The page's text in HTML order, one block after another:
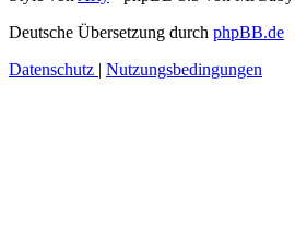
Deutsche Übersetzung durch phpBB.de
Datenschutz | Nutzungsbedingungen